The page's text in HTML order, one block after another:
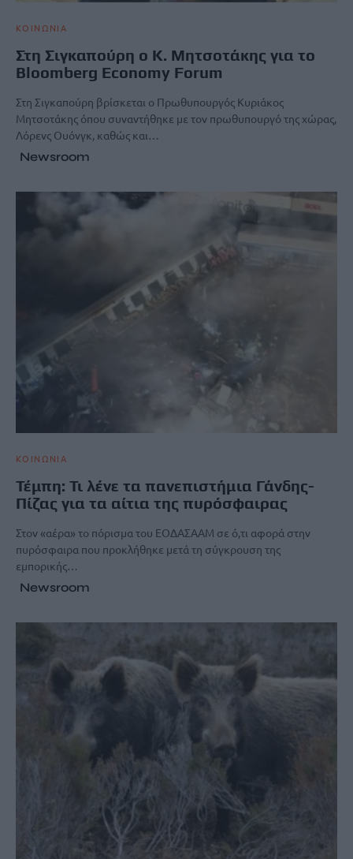
ΚΟΙΝΩΝΙΑ
Στη Σιγκαπούρη ο K. Mητσοτάκης για το
Bloomberg Economy Forum
Στη Σιγκαπούρη βρίσκεται ο Πρωθυπουργός Κυριάκος
Μητσοτάκης όπου συναντήθηκε με τον πρωθυπουργό της χώρας,
Λόρενς Ουόνγκ, καθώς και…
Newsroom
ΚΟΙΝΩΝΙΑ
Τέμπη: Τι λένε τα πανεπιστήμια Γάνδης-
Πίζας για τα αίτια της πυρόσφαιρας
Στον «αέρα» το πόρισμα του ΕΟΔΑΣΑΑΜ σε ό,τι αφορά στην
πυρόσφαιρα που προκλήθηκε μετά τη σύγκρουση της
εμπορικής…
Newsroom